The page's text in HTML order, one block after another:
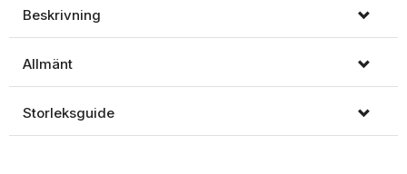
Beskrivning
Allmänt
Storleksguide